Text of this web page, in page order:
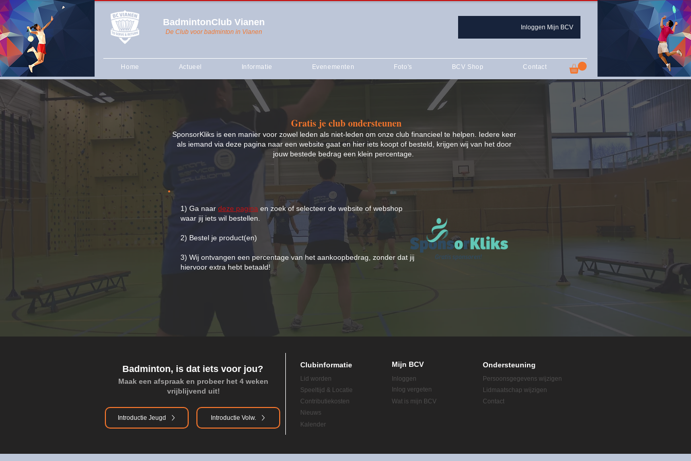
BadmintonClub Vianen
De Club voor badminton in Vianen
Inloggen Mijn BCV
Home Actueel Informatie Evenementen Foto's BCV Shop Contact
Gratis je club ondersteunen
SponsorKliks is een manier voor zowel leden als niet-leden om onze club financieel te helpen. Iedere keer
als iemand via deze pagina naar een website gaat en hier iets koopt of besteld, krijgen wij van het door
jouw bestede bedrag een klein percentage.
1) Ga naar deze pagina en zoek of selecteer de website of webshop
waar jij iets wil bestellen.
2) Bestel je product(en)
3) Wij ontvangen een percentage van het aankoopbedrag, zonder dat jij
hiervoor extra hebt betaald!
Badminton, is dat iets voor jou?
Maak een afspraak en probeer het 4 weken
vrijblijvend uit!
Introductie Jeugd Introductie Volw.
Clubinformatie
Lid worden
Speeltijd & Locatie
Contributiekosten
Mijn BCV
Inloggen
Inlog vergeten
Wat is mijn BCV
Ondersteuning
Persoonsgegevens wijzigen
Lidmaatschap wijzigen
Contact
Nieuws
Kalender